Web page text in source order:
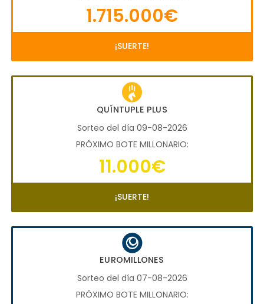
1.715.000€
¡SUERTE!
QUÍNTUPLE PLUS
Sorteo del día 09-08-2026
PRÓXIMO BOTE MILLONARIO:
11.000€
¡SUERTE!
EUROMILLONES
Sorteo del día 07-08-2026
PRÓXIMO BOTE MILLONARIO: